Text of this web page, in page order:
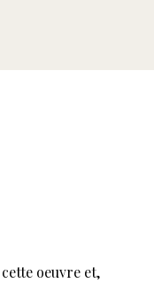
oeuvre et,